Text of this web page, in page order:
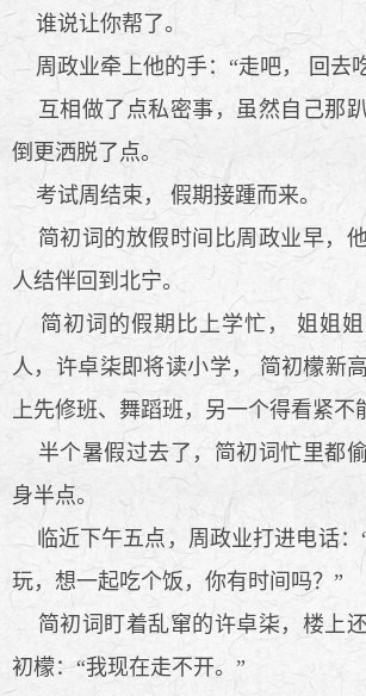
谁说让你帮了。
周政业牵上他的手：“走吧， 回去
互相做了点私密事，虽然自己那
倒更洒脱了点。
考试周结束， 假期接踵而来。
简初词的放假时间比周政业早，
人结伴回到北宁。
简初词的假期比上学忙， 姐姐姐
人，许卓柒即将读小学， 简初檬新
上先修班、舞蹈班，另一个得看紧不
半个暑假过去了，简初词忙里都
身半点。
临近下午五点，周政业打进电话：
玩，想一起吃个饭，你有时间吗？”
简初词盯着乱窜的许卓柒，楼上
初檬：“我现在走不开。”